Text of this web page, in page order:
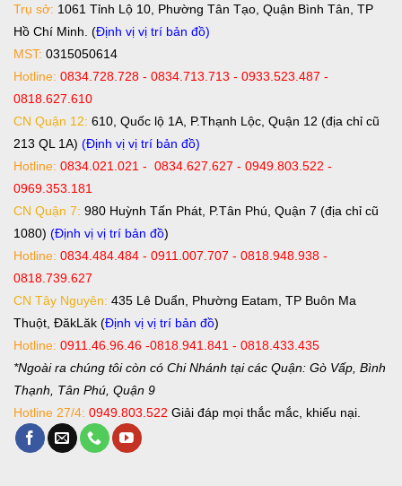
Trụ sở: 1061 Tỉnh Lộ 10, Phường Tân Tạo, Quận Bình Tân, TP
Hồ Chí Minh. (Định vị vị trí bản đồ)
MST: 0315050614
Hotline: 0834.728.728 - 0834.713.713 - 0933.523.487 -
0818.627.610
CN Quận 12: 610, Quốc lộ 1A, P.Thạnh Lộc, Quận 12 (địa chỉ cũ
213 QL 1A) (Định vị vị trí bản đồ)
Hotline: 0834.021.021 - 0834.627.627 - 0949.803.522 -
0969.353.181
CN Quận 7: 980 Huỳnh Tấn Phát, P.Tân Phú, Quận 7 (địa chỉ cũ
1080) (Định vị vị trí bản đồ)
Hotline: 0834.484.484 - 0911.007.707 - 0818.948.938 -
0818.739.627
CN Tây Nguyên: 435 Lê Duẩn, Phường Eatam, TP Buôn Ma
Thuột, ĐăkLăk (Định vị vị trí bản đồ)
Hotline: 0911.46.96.46 -0818.941.841 - 0818.433.435
*Ngoài ra chúng tôi còn có Chi Nhánh tại các Quận: Gò Vấp, Bình
Thạnh, Tân Phú, Quận 9
Hotline 27/4: 0949.803.522 Giải đáp mọi thắc mắc, khiếu nại.